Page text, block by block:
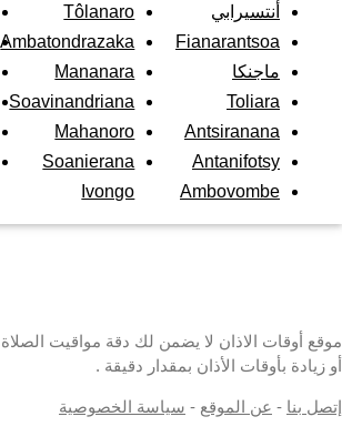
أنتسيرابي
Fianarantsoa
ماجنكا
Toliara
Antsiranana
Antanifotsy
Ambovombe
Tôlanaro
Ambatondrazaka
Mananara
Soavinandriana
Mahanoro
Soanierana
Ivongo
موقع أوقات الاذان لا يضمن لك دقة مواقيت
أو زيادة بأوقات الأذان بمقدار دقيقة .
إتصل بنا - عن الموقع - سياسة الخصوصية